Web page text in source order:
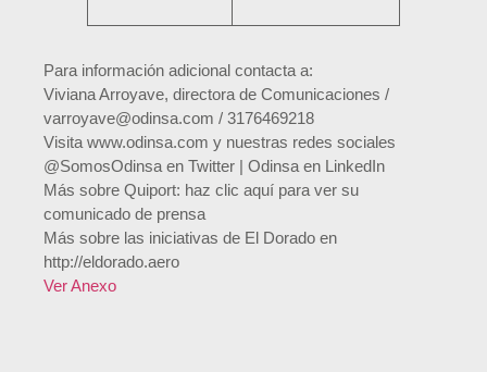
Para información adicional contacta a:
Viviana Arroyave, directora de Comunicaciones /
varroyave@odinsa.com / 3176469218
Visita www.odinsa.com y nuestras redes sociales
@SomosOdinsa en Twitter | Odinsa en LinkedIn
Más sobre Quiport: haz clic aquí para ver su
comunicado de prensa
Más sobre las iniciativas de El Dorado en
http://eldorado.aero
Ver Anexo